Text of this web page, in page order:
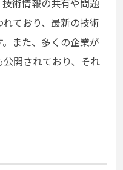
術情報の共有や問題
ており、最新の技術
また、多くの企業が
開されており、それ